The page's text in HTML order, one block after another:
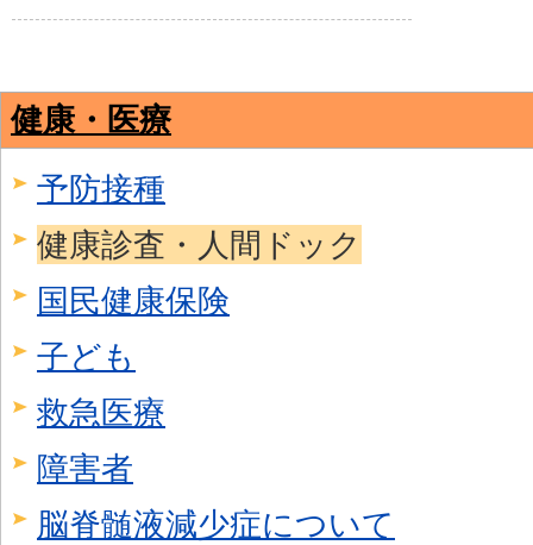
健康・医療
予防接種
健康診査・人間ドック
国民健康保険
子ども
救急医療
障害者
脳脊髄液減少症について